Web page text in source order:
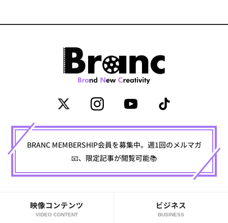
BRANC MEMBERSHIP会員を募集中。週1回のメルマガ
📧、限定記事が閲覧可能📚
映像コンテンツ
VIDEO CONTENT
ビジネス
BUSINESS